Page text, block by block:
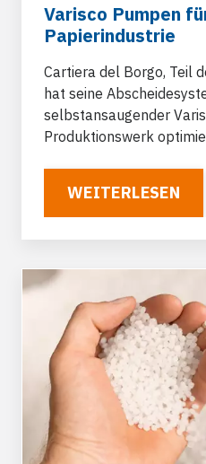
Varisco Pumpen
Papierindustrie
Cartiera del Borgo, Teil
hat seine
selbstansaugender
Produktionswerk
WEITERLESEN